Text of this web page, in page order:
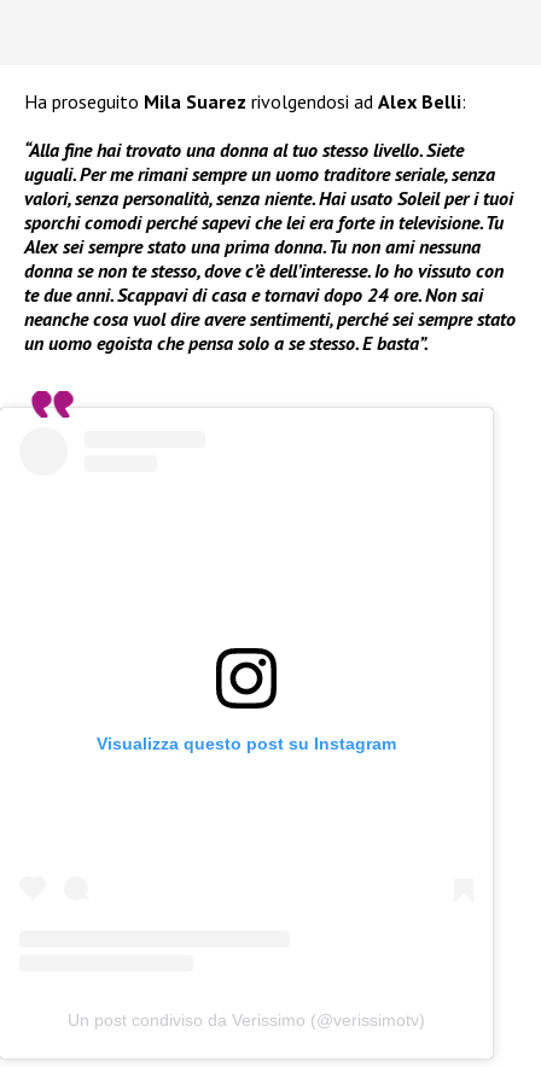
Ha proseguito Mila Suarez rivolgendosi ad Alex Belli:
“Alla fine hai trovato una donna al tuo stesso livello. Siete
uguali. Per me rimani sempre un uomo traditore seriale, senza
valori, senza personalità, senza niente. Hai usato Soleil per i tuoi
sporchi comodi perché sapevi che lei era forte in televisione. Tu
Alex sei sempre stato una prima donna. Tu non ami nessuna
donna se non te stesso, dove c’è dell’interesse. Io ho vissuto con
te due anni. Scappavi di casa e tornavi dopo 24 ore. Non sai
neanche cosa vuol dire avere sentimenti, perché sei sempre stato
un uomo egoista che pensa solo a se stesso. E basta”.
Visualizza questo post su Instagram
Un post condiviso da Verissimo (@verissimotv)